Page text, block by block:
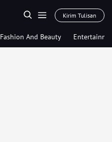
Kirim Tulisan
Fashion And Beauty